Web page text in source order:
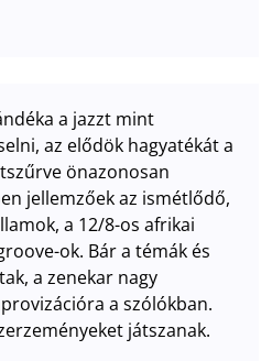
a jazzt mint
az elődök hagyatékát a
önazonosan
jellemzőek az ismétlődő,
a 12/8-os afrikai
ok. Bár a témák és
a zenekar nagy
a szólókban.
játszanak.